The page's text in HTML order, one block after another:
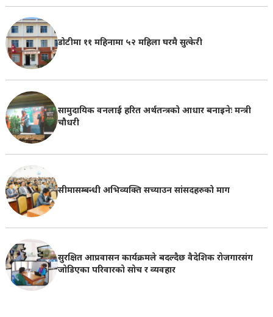
डोटीमा ११ महिनामा ५२ महिला घरमै सुत्केरी
सामुदायिक वनलाई हरित अर्थतन्त्रको आधार बनाइनेः मन्त्री
चौधरी
सीमासम्बन्धी अभिव्यक्ति सच्याउन सांसदहरुको माग
सुरक्षित आप्रवासन कार्यक्रमले बदल्दैछ वैदेशिक राेजगारसंग
जाेडिएका परिवारकाे साेच र व्यवहार